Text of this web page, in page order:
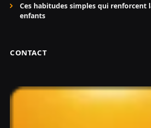
Ces habitudes simples qui renforcent
enfants
CONTACT